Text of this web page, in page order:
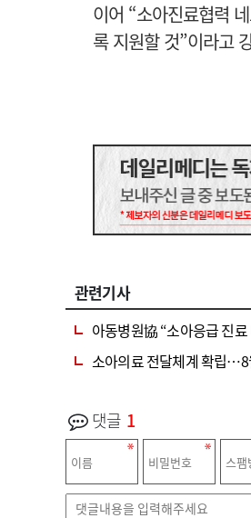
이어 “소아진료협력
록 지원할 것”이라고
관련기사
아동병원協 “소아응급 진
소아의료 전달체계 확립…8
댓글 1